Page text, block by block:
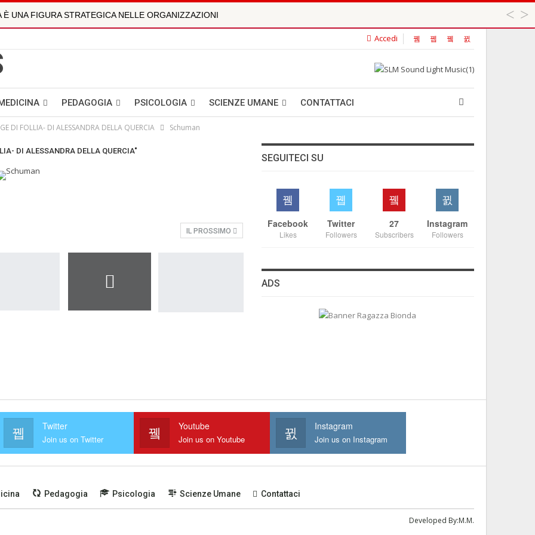
UNA FIGURA STRATEGICA NELLE ORGANIZZAZIONI
SECOLO CON I ”CLERICI VAGANTES PER UN SELVATICO MA...
DIGITALE NEI BAMBINI E NEGLI ADOLESCENTI. INTE...
ROBERTA FAMELI
Accedi
PEDAGOGIA PSICOLOGIA SCIENZE UMANE CONTATTACI
DI FOLLIA- DI ALESSANDRA DELLA QUERCIA Schuman
DI ALESSANDRA DELLA QUERCIA"
IL PROSSIMO
SEGUITECI SU
Facebook
Likes
Twitter
Followers
27
Subscribers
Instagram
Followers
ADS
Twitter
Join us on Twitter
Youtube
Join us on Youtube
Instagram
Join us on Instagram
Pedagogia Psicologia Scienze Umane Contattaci
Developed By:M.M.